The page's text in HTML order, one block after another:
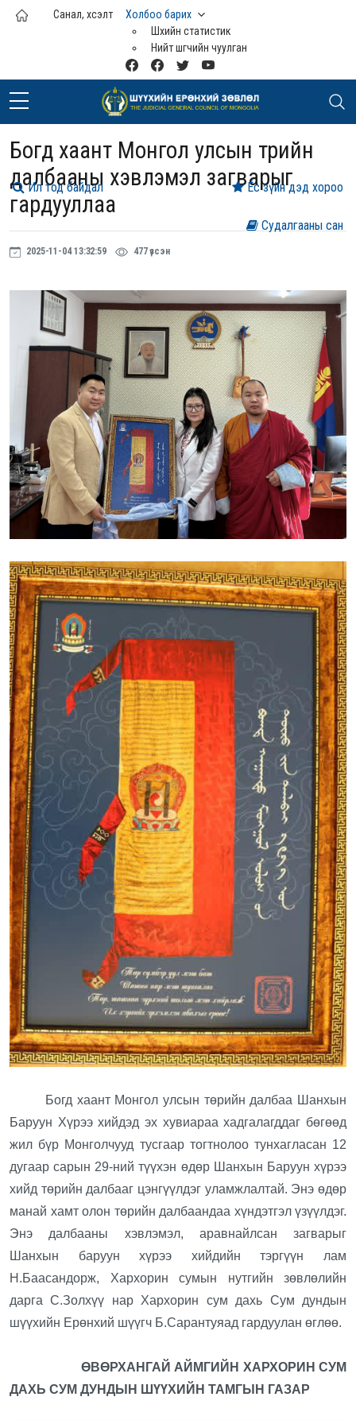
Үндсэн агуулга руу шилжих
Санал, хүсэлт
Холбоо барих
Шүүхийн статистик
Нийт шүүгчийн чуулган
Богд хаант Монгол улсын төрийн
далбааны хэвлэмэл загварыг
гардууллаа
2025-11-04 13:32:59 477 үзсэн
Богд хаант Монгол улсын төрийн далбаа Шанхын
Баруун Хүрээ хийдэд эх хувиараа хадгалагддаг бөгөөд
жил бүр Монголчууд тусгаар тогтнолоо тунхагласан 12
дугаар сарын 29-ний түүхэн өдөр Шанхын Баруун хүрээ
хийд төрийн далбааг цэнгүүлдэг уламжлалтай. Энэ өдөр
манай хамт олон төрийн далбаандаа хүндэтгэл үзүүлдэг.
Энэ далбааны хэвлэмэл, аравнайлсан загварыг
Шанхын баруун хүрээ хийдийн тэргүүн лам
Н.Баасандорж, Хархорин сумын нутгийн зөвлөлийн
дарга С.Золхүү нар Хархорин сум дахь Сум дундын
шүүхийн Ерөнхий шүүгч Б.Сарантуяад гардуулан өглөө.
ӨВӨРХАНГАЙ АЙМГИЙН ХАРХОРИН СУМ
ДАХЬ СУМ ДУНДЫН ШҮҮХИЙН ТАМГЫН ГАЗАР
Судалгааны сан
Ёс зүйн дэд хороо
Ил тод байдал